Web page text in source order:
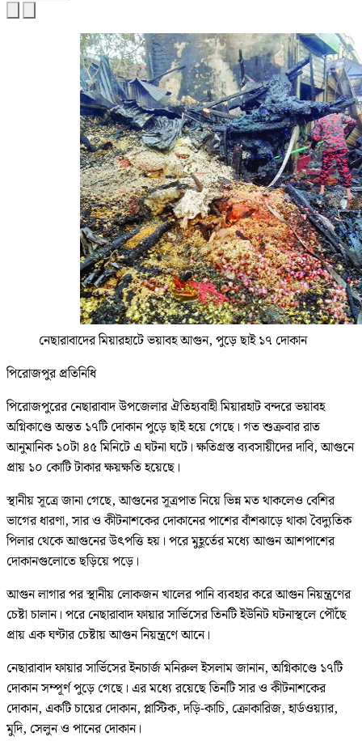
নেছারাবাদের মিয়ারহাটে ভয়াবহ আগুন, পুড়ে ছাই ১৭ দোকান
পিরোজপুর প্রতিনিধি
পিরোজপুরের নেছারাবাদ উপজেলার ঐতিহ্যবাহী মিয়ারহাট বন্দরে ভয়াবহ
অগ্নিকাণ্ডে অন্তত ১৭টি দোকান পুড়ে ছাই হয়ে গেছে। গত শুক্রবার রাত
আনুমানিক ১০টা ৪৫ মিনিটে এ ঘটনা ঘটে। ক্ষতিগ্রস্ত ব্যবসায়ীদের দাবি, আগুনে
প্রায় ১০ কোটি টাকার ক্ষয়ক্ষতি হয়েছে।
স্থানীয় সূত্রে জানা গেছে, আগুনের সূত্রপাত নিয়ে ভিন্ন মত থাকলেও বেশির
ভাগের ধারণা, সার ও কীটনাশকের দোকানের পাশের বাঁশঝাড়ে থাকা বৈদ্যুতিক
পিলার থেকে আগুনের উৎপত্তি হয়। পরে মুহূর্তের মধ্যে আগুন আশপাশের
দোকানগুলোতে ছড়িয়ে পড়ে।
আগুন লাগার পর স্থানীয় লোকজন খালের পানি ব্যবহার করে আগুন নিয়ন্ত্রণের
চেষ্টা চালান। পরে নেছারাবাদ ফায়ার সার্ভিসের তিনটি ইউনিট ঘটনাস্থলে পৌঁছে
প্রায় এক ঘণ্টার চেষ্টায় আগুন নিয়ন্ত্রণে আনে।
নেছারাবাদ ফায়ার সার্ভিসের ইনচার্জ মনিরুল ইসলাম জানান, অগ্নিকাণ্ডে ১৭টি
দোকান সম্পূর্ণ পুড়ে গেছে। এর মধ্যে রয়েছে তিনটি সার ও কীটনাশকের
দোকান, একটি চায়ের দোকান, প্লাস্টিক, দড়ি-কাচি, ক্রোকারিজ, হার্ডওয়্যার,
মুদি, সেলুন ও পানের দোকান।